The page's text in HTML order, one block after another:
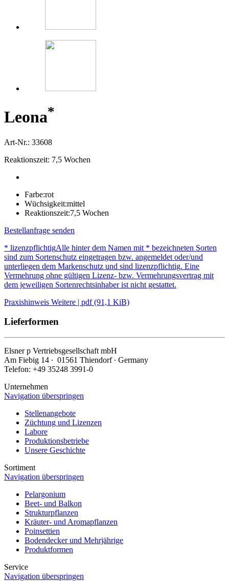
Leona*
Art-Nr.: 33608
Reaktionszeit: 7,5 Wochen
Farbe:rot
Wüchsigkeit:mittel
Reaktionszeit:7,5 Wochen
Bestellanfrage senden
* lizenzpflichtigAlle hinter dem Namen mit * bezeichneten Sorten
sind zum Sortenschutz eingetragen bzw. angemeldet oder/und
unterliegen dem Markenschutz und sind lizenzpflichtig. Eine
Vermehrung ohne gültigen Lizenz- bzw. Vermehrungsvertrag mit
dem jeweiligen Sortenrechtsinhaber ist nicht gestattet.
Praxishinweis Weitere | pdf (91,1 KiB)
Lieferformen
Elsnerp Vertriebsgesellschaft mbH
Am Fiebig 14 ∙ 01561 Thiendorf ∙ Germany
Telefon: +49 35248 3991-0
Unternehmen
Navigation überspringen
Stellenangebote
Züchtung und Lizenzen
Labore
Produktionsbetriebe
Unsere Geschichte
Sortiment
Navigation überspringen
Pelargonium
Beet- und Balkon
Strukturpflanzen
Kräuter- und Aromapflanzen
Poinsettien
Bodendecker und Mehrjährige
Produktformen
Service
Navigation überspringen